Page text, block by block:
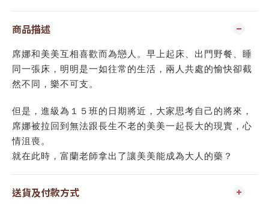
商品描述
席娜和美美互相喜歡而為戀人。早上起床、出門野餐、睡
同一張床，明明是一如往常的生活，兩人共處的愉快卻截
然不同，樂不可支。
但是，進級為１５班的日期將近，大家思考自己的將來，
席娜被拉回到無法跟長生不老的美美一起長大的現實，心
情沮喪。
就在此時，富蘭老師拿出了讓美美能成為大人的藥？
送貨及付款方式